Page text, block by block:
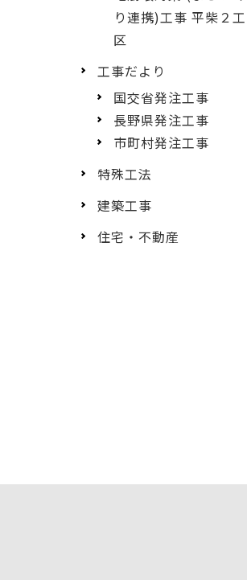
り連携)工事 平柴２工
区
工事だより
国交省発注工事
長野県発注工事
市町村発注工事
特殊工法
建築工事
住宅・不動産